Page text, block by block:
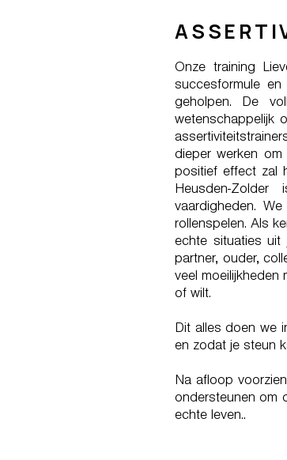
Onze training
succesformule
geholpen. De
wetenschappelijk
dieper werken
positief effect zal
Heusden-
vaardigheden.
rollenspelen. Als
echte situaties uit
partner, ouder,
veel
of wilt.
Dit alles doen we
en zodat je steun
Na afloop
ondersteunen om
echte leven..